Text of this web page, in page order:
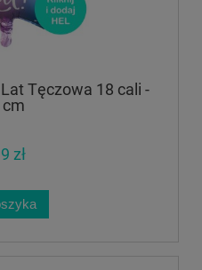
Tęczowa 18 cali -
zł